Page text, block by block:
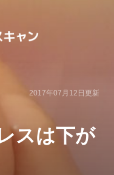
2017年07月12日 更新
スは下が